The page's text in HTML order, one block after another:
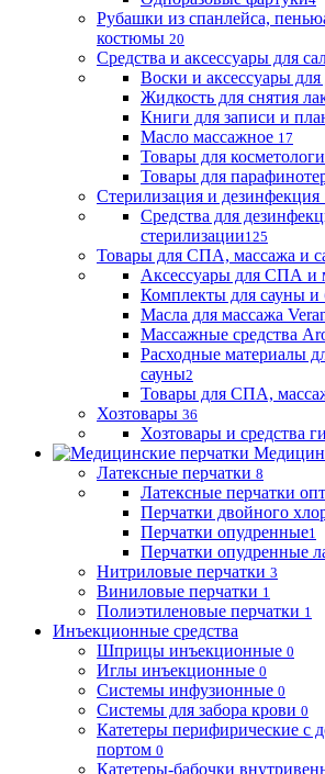
Рубашки из спанлейса,
костюмы 20
Средства и аксессуары для
Воски и аксессуары
Жидкость для снятия
Книги для записи и
Масло массажное 17
Товары для
Товары для
Стерилизация и дезинфекция
Средства для
стерилизации125
Товары для СПА, массажа и
Аксессуары для СПА и
Комплекты для сауны и
Масла для массажа
Массажные средства
Расходные материалы
сауны2
Товары для СПА,
Хозтовары 36
Хозтовары и средства
Латексные перчатки 8
Латексные перчатки
Перчатки двойного
Перчатки опудренные1
Перчатки опудренные
Нитриловые перчатки 3
Виниловые перчатки 1
Полиэтиленовые перчатки 1
Инъекционные средства
Шприцы инъекционные 0
Иглы инъекционные 0
Системы инфузионные 0
Системы для забора крови 0
Катетеры перифирические с
портом 0
Катетеры-бабочки